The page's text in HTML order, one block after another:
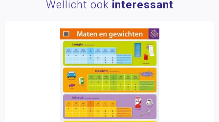
Wellicht ook interessant